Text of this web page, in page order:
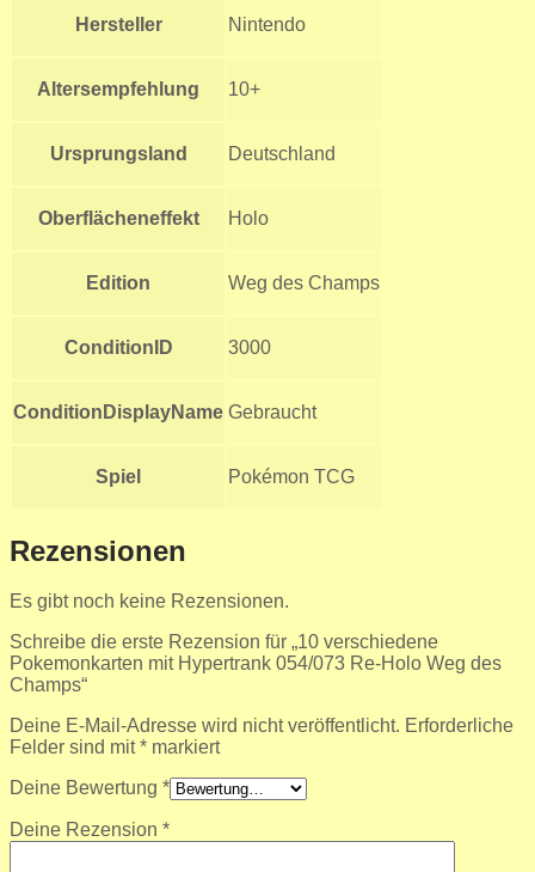
Hersteller Nintendo
Altersempfehlung 10+
Ursprungsland Deutschland
Oberflächeneffekt Holo
Edition Weg des Champs
ConditionID 3000
ConditionDisplayName Gebraucht
Spiel Pokémon TCG
Rezensionen
Es gibt noch keine Rezensionen.
Schreibe die erste Rezension für „10 verschiedene
Pokemonkarten mit Hypertrank 054/073 Re-Holo Weg des
Champs“
Deine E-Mail-Adresse wird nicht veröffentlicht. Erforderliche
Felder sind mit* markiert
Deine Bewertung *
Deine Rezension *